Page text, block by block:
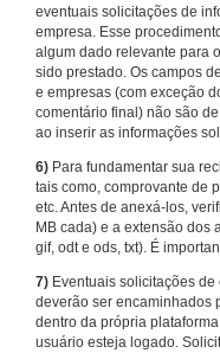
eventuais solicitações de
empresa. Esse
algum dado relevante para
sido prestado. Os campos
e empresas (com exceção
comentário final) não são
ao inserir as informações
6) Para fundamentar sua
tais como, comprovante de
etc. Antes de anexá-los,
MB cada) e a extensão dos
gif, odt e ods, txt). É
7) Eventuais solicitações
deverão ser encaminhados
dentro da própria
usuário esteja logado.